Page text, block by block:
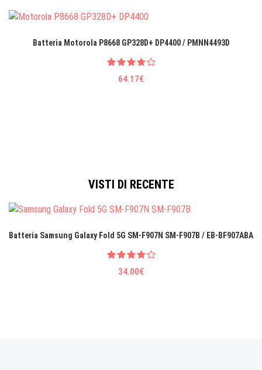
Batteria Motorola P8668 GP328D+ DP4400 / PMNN4493D
64.17€
VISTI DI RECENTE
Batteria Samsung Galaxy Fold 5G SM-F907N SM-F907B / EB-BF907ABA
34.00€